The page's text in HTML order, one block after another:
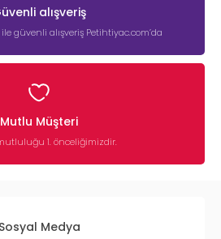
alışveriş
ile güvenli alışveriş Petihtiyac.com’da
Mutlu Müşteri
1. önceliğimizdir.
Sosyal Medya